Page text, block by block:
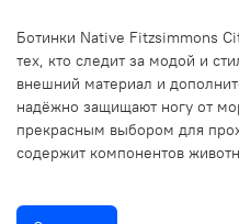
Ботинки Native Fitzsimmons
тех, кто следит за модой и
внешний материал и
надёжно защищают ногу от
прекрасным выбором для
содержит компонентов